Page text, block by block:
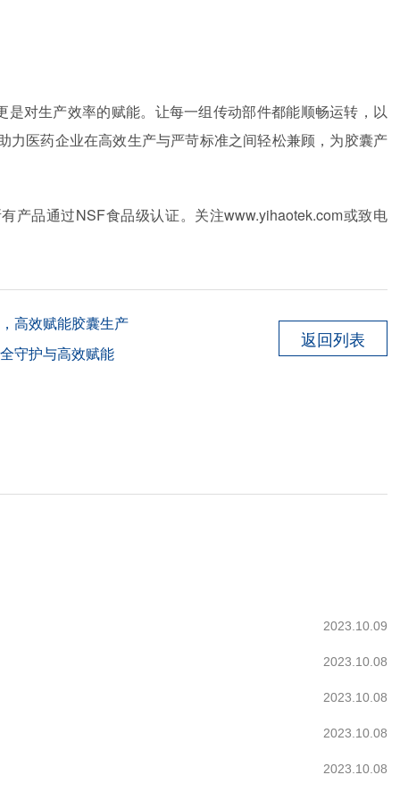
对生产效率的赋能。让每一组传动部件都能顺畅运转，以
医药企业在高效生产与严苛标准之间轻松兼顾，为胶囊产
产品通过NSF食品级认证。关注www.yihaotek.com或致电
高效赋能胶囊生产
守护与高效赋能
返回列表
2023.10.09
2023.10.08
2023.10.08
2023.10.08
2023.10.08